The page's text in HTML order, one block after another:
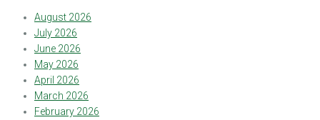
August 2026
July 2026
June 2026
May 2026
April 2026
March 2026
February 2026